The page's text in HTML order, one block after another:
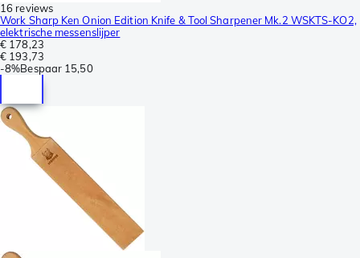
16 reviews
Work Sharp Ken Onion Edition Knife & Tool Sharpener Mk.2 WSKTS-KO2,
elektrische messenslijper
€ 178,23
€ 193,73
-8%Bespaar 15,50